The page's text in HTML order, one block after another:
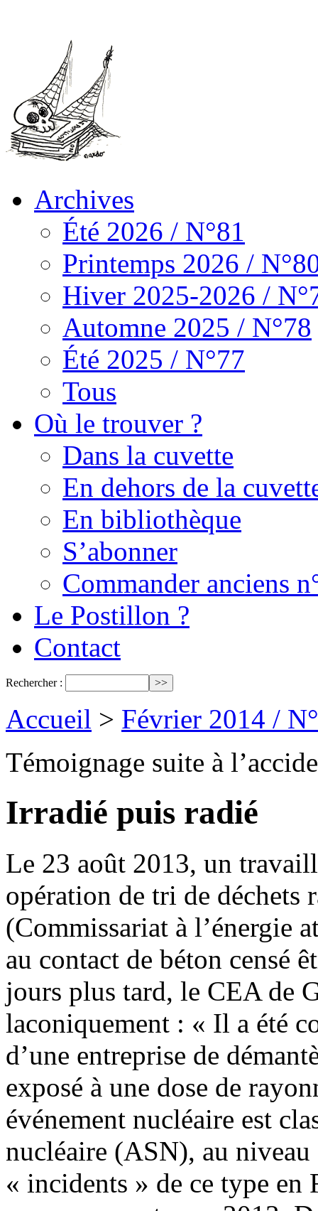
Archives
Été 2026 / N°81
Printemps 2026 /
Hiver 2025-2026 /
Automne 2025 / N°78
Été 2025 / N°77
Tous
Où le trouver ?
Dans la cuvette
En dehors de la
En bibliothèque
S’abonner
Commander anciens
Le Postillon ?
Contact
Rechercher :
Accueil > Février 2014 /
Témoignage suite à
Irradié puis radié
Le 23 août 2013, un
opération de tri de déchets
(Commissariat à l’énergie
au contact de béton censé
jours plus tard, le CEA de
laconiquement : « Il a été
d’une entreprise de
exposé à une dose de
événement nucléaire est
nucléaire (ASN), au niveau
« incidents » de ce type en